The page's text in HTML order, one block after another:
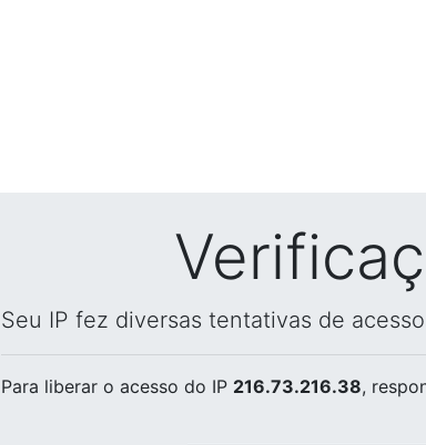
Seu IP fez diversas tentativas de
Para liberar o acesso do IP 216.73.216.38,